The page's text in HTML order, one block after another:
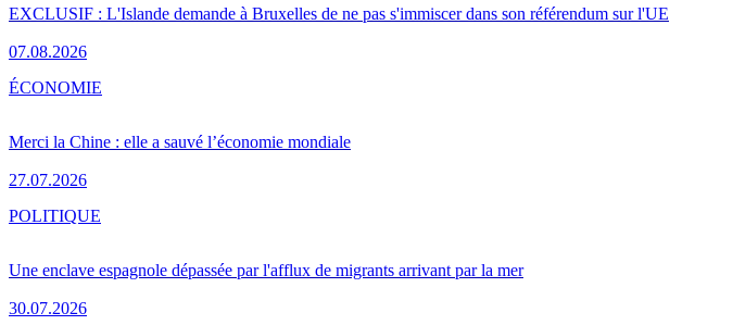
EXCLUSIF : L'Islande demande à Bruxelles de ne pas s'immiscer dans son référendum sur l'UE
07.08.2026
Merci la Chine : elle a sauvé l’économie mondiale
27.07.2026
ÉCONOMIE
Une enclave espagnole dépassée par l'afflux de migrants arrivant par la mer
30.07.2026
POLITIQUE